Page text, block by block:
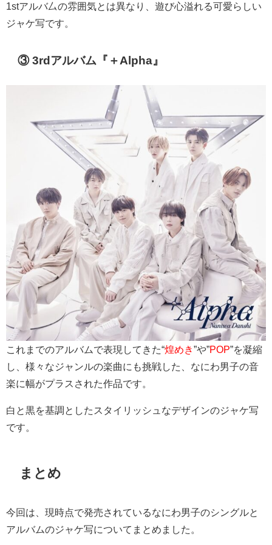
1stアルバ厶の雰囲気とは異なり、遊び心溢れる可愛らしい
ジャケ写です。
③ 3rdアルバム『＋Alpha』
これまでのアルバムで表現してきた“煌めき”や”POP”を凝縮
し、様々なジャンルの楽曲にも挑戦した、なにわ男子の音
楽に幅がプラスされた作品です。
白と黒を基調としたスタイリッシュなデザインのジャケ写
です。
まとめ
今回は、現時点で発売されているなにわ男子のシングルと
アルバムのジャケ写についてまとめました。